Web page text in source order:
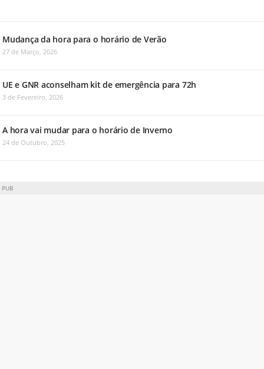
Mudança da hora para o horário de Verão
27 de Março, 2026
UE e GNR aconselham kit de emergência para 72h
3 de Fevereiro, 2026
A hora vai mudar para o horário de Inverno
24 de Outubro, 2025
PUB